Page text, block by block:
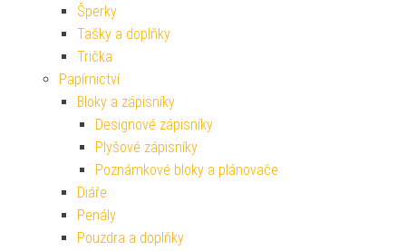
Šperky
Tašky a doplňky
Trička
Papírnictví
Bloky a zápisníky
Designové zápisníky
Plyšové zápisníky
Poznámkové bloky a plánovače
Diáře
Penály
Pouzdra a doplňky